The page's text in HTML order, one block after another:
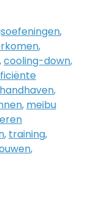
,
,
,cooling-down,
,
, meibu
, training,
,